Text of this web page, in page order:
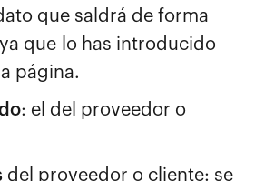
que saldrá de forma
que lo has introducido
página.
: el del proveedor o
del proveedor o cliente: se